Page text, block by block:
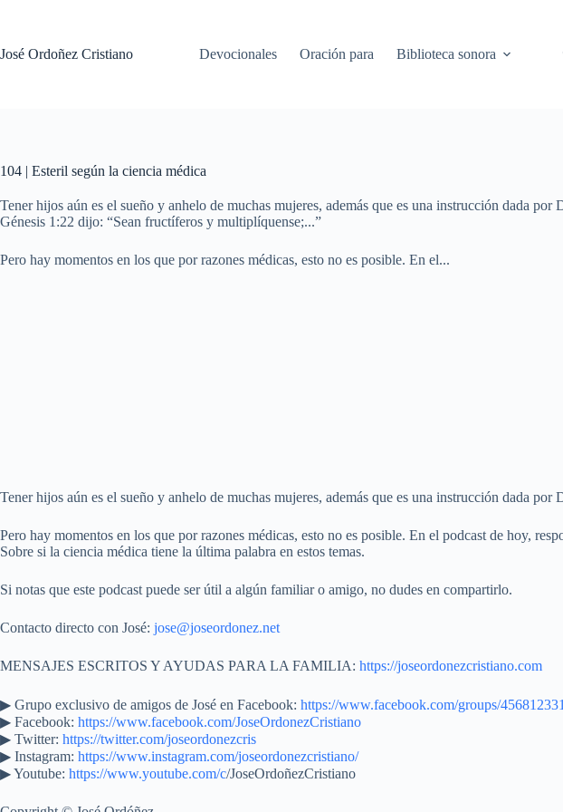
José Ordoñez Cristiano
Devocionales Oración para Biblioteca sonora
104 | Esteril según la ciencia médica
Tener hijos aún es el sueño y anhelo de muchas mujeres, además que es una instrucción dada por
Génesis 1:22 dijo: “Sean fructíferos y multiplíquense;...”
Pero hay momentos en los que por razones médicas, esto no es posible. En el...
Tener hijos aún es el sueño y anhelo de muchas mujeres, además que es una instrucción dada
Pero hay momentos en los que por razones médicas, esto no es posible. En el podcast de hoy,
Sobre si la ciencia médica tiene la última palabra en estos temas.
Si notas que este podcast puede ser útil a algún familiar o amigo, no dudes en compartirlo.
Contacto directo con José: jose@joseordonez.net
MENSAJES ESCRITOS Y AYUDAS PARA LA FAMILIA: https://joseordonezcristiano.com
▶︎ Grupo exclusivo de amigos de José en Facebook: https://www.facebook.com/groups/
▶ Facebook: https://www.facebook.com/JoseOrdonezCristiano
▶ Twitter: https://twitter.com/joseordonezcris
▶ Instagram: https://www.instagram.com/joseordonezcristiano/
▶ Youtube: https://www.youtube.com/c/JoseOrdoñezCristiano